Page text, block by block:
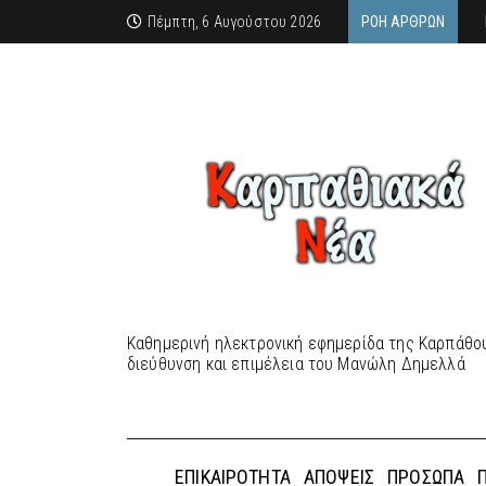
Πέμπτη, 6 Αυγούστου 2026 ΡΟΉ ΆΡΘΡΩΝ
Καθημερινή ηλεκτρονική εφημερίδα της
διεύθυνση και επιμέλεια του Μανώλη Δημελλά
ΕΠΙΚΑΙΡΌΤΗΤΑ ΑΠΌΨΕΙΣ ΠΡΌΣΩΠΑ